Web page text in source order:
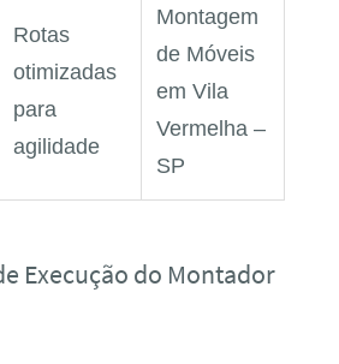
Rotas
otimizadas
para
agilidade
Montagem
de Móveis
em Vila
Vermelha –
SP
Execução do Montador